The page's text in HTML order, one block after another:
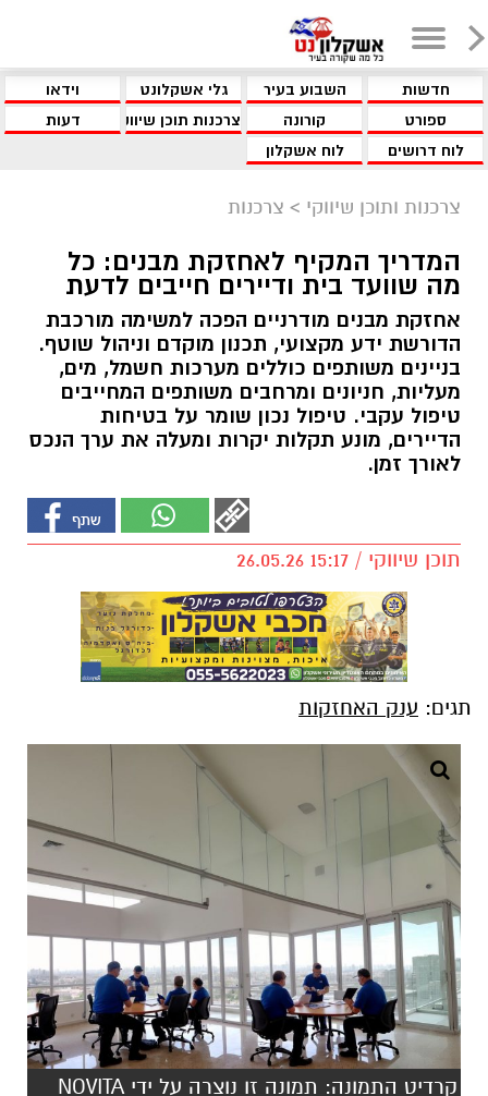
חדשות השבוע בעיר גלי אשקלונט
וידאו
ספורט
קורונה צרכנות תוכן שיווקי
דעות
לוח דרושים
לוח אשקלון
צרכנות ותוכן שיווקי > צרכנות
המדריך המקיף לאחזקת מבנים: כל
מה שוועד בית ודיירים חייבים לדעת
אחזקת מבנים מודרניים הפכה למשימה מורכבת
הדורשת ידע מקצועי, תכנון מוקדם וניהול שוטף.
בניינים משותפים כוללים מערכות חשמל, מים,
מעליות, חניונים ומרחבים משותפים המחייבים
טיפול עקבי. טיפול נכון שומר על בטיחות
הדיירים, מונע תקלות יקרות ומעלה את ערך הנכס
לאורך זמן.
תוכן שיווקי / 15:17 26.05.26
תגים: ענק האחזקות
קרדיט התמונה: תמונה זו נוצרה על ידי NOVITA